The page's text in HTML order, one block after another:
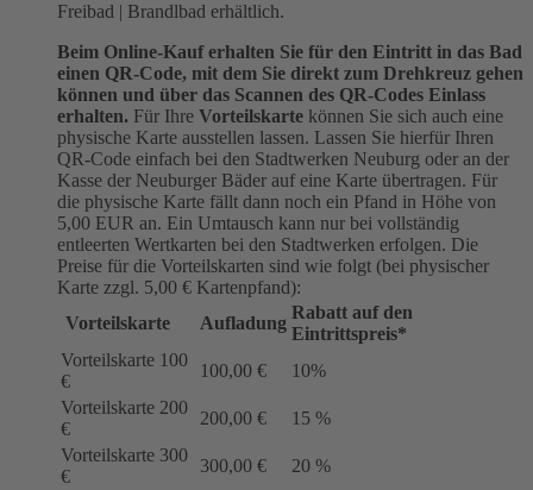
Freibad | Brandlbad erhältlich.
Beim Online-Kauf erhalten Sie für den Eintritt in das Bad
einen QR-Code, mit dem Sie direkt zum Drehkreuz gehen
können und über das Scannen des QR-Codes Einlass
erhalten. Für Ihre Vorteilskarte können Sie sich auch eine
physische Karte ausstellen lassen. Lassen Sie hierfür Ihren
QR-Code einfach bei den Stadtwerken Neuburg oder an der
Kasse der Neuburger Bäder auf eine Karte übertragen. Für
die physische Karte fällt dann noch ein Pfand in Höhe von
5,00 EUR an. Ein Umtausch kann nur bei vollständig
entleerten Wertkarten bei den Stadtwerken erfolgen. Die
Preise für die Vorteilskarten sind wie folgt (bei physischer
Karte zzgl. 5,00 € Kartenpfand):
Vorteilskarte
Aufladung
Rabatt auf den
Eintrittspreis*
Vorteilskarte 100
€
100,00 €
10%
Vorteilskarte 200
€
200,00 €
15 %
Vorteilskarte 300
€
300,00 €
20 %